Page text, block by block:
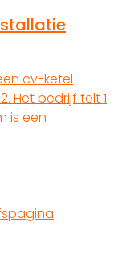
cv-ketel
Het bedrijf telt 1
is een